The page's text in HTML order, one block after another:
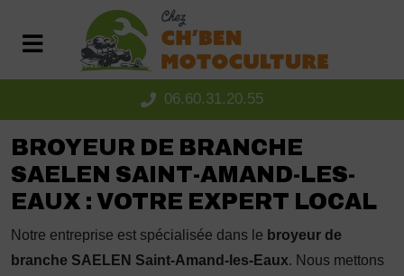
06.60.31.20.55
BROYEUR DE BRANCHE
SAELEN SAINT-AMAND-LES-
EAUX : VOTRE EXPERT LOCAL
Notre entreprise est spécialisée dans le broyeur de
branche SAELEN Saint-Amand-les-Eaux. Nous mettons
Panneau de gestion des cookies